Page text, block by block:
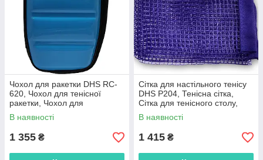
Чохол для ракетки DHS RC-
620, Чохол для тенісної
ракетки, Чохол для
настільних ракеток, Тенісний
чохол
В наявності
1 355 ₴
Сітка для настільного тенісу
DHS P204, Тенісна сітка,
Сітка для тенісного столу,
Сітка для пінг понгу
В наявності
1 415 ₴